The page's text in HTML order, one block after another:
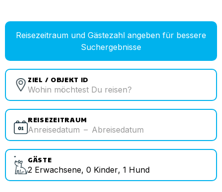
Reisezeitraum und Gästezahl angeben für bessere
Suchergebnisse
ZIEL / OBJEKT ID
REISEZEITRAUM
Anreisedatum – Abreisedatum
GÄSTE
2 Erwachsene, 0 Kinder, 1 Hund